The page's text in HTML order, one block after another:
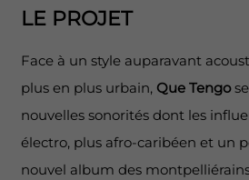
LE PROJET
Face à un style auparavant
plus en plus urbain, Que Tengo
nouvelles sonorités dont les
électro, plus afro-caribéen et un
nouvel album des